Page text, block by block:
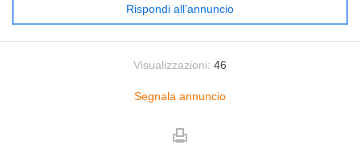
Rispondi all’annuncio
Visualizzazioni: 46
Segnala annuncio